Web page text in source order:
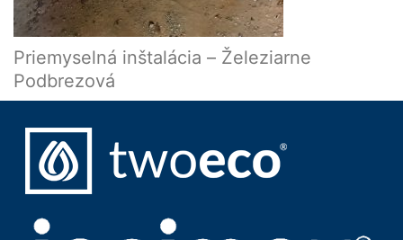
Priemyselná inštalácia – Železiarne
Podbrezová